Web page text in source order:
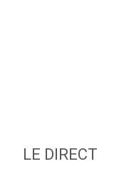
LE DIRECT